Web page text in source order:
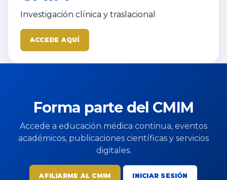
Investigación clínica y traslacional
ACCEDE AQUÍ
Forma parte del CMIM
Accede a educación médica continua, eventos
académicos, publicaciones científicas y servicios
digitales.
AFILIARME AL CMIM INICIAR SESIÓN